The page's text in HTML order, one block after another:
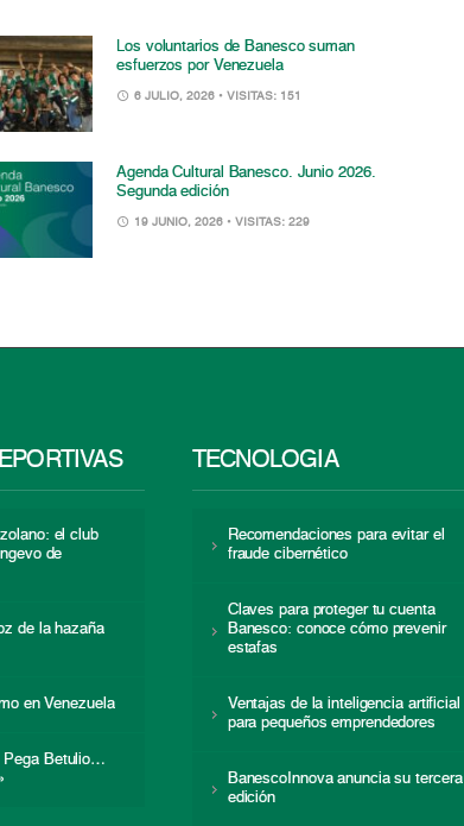
Los voluntarios de Banesco suman
esfuerzos por Venezuela
6 JULIO, 2026 • VISITAS: 151
Agenda Cultural Banesco. Junio 2026.
Segunda edición
19 JUNIO, 2026 • VISITAS: 229
el club
de
de la hazaña
en Venezuela
Betulio…
TECNOLOGÍA
Recomendaciones para evitar el
fraude cibernético
Claves para proteger tu cuenta
Banesco: conoce cómo prevenir
estafas
Ventajas de la inteligencia artificial
para pequeños emprendedores
BanescoInnova anuncia su tercera
edición